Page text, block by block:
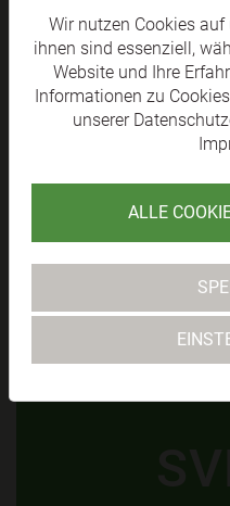
SV
Wir nutzen Cookies auf
ihnen sind essenziell,
Website und Ihre
Informationen zu
unserer
ALLE